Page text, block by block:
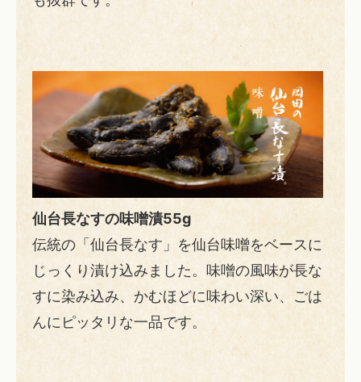
仙台長なすの味噌漬55g
伝統の「仙台長なす」を仙台味噌をベースに
じっくり漬け込みました。味噌の風味が長な
すに染み込み、かむほどに味わい深い、ごは
んにピッタリな一品です。